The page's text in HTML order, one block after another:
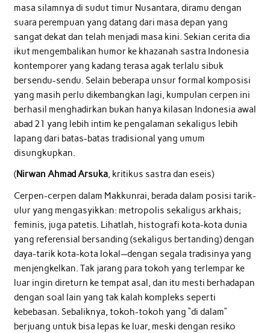
masa silamnya di sudut timur Nusantara, diramu dengan
suara perempuan yang datang dari masa depan yang
sangat dekat dan telah menjadi masa kini. Sekian cerita dia
ikut mengembalikan humor ke khazanah sastra Indonesia
kontemporer yang kadang terasa agak terlalu sibuk
bersendu-sendu. Selain beberapa unsur formal komposisi
yang masih perlu dikembangkan lagi, kumpulan cerpen ini
berhasil menghadirkan bukan hanya kilasan Indonesia awal
abad 21 yang lebih intim ke pengalaman sekaligus lebih
lapang dari batas-batas tradisional yang umum
disungkupkan.
(Nirwan Ahmad Arsuka, kritikus sastra dan eseis)
Cerpen-cerpen dalam Makkunrai, berada dalam posisi tarik-
ulur yang mengasyikkan: metropolis sekaligus arkhais;
feminis, juga patetis. Lihatlah, histografi kota-kota dunia
yang referensial bersanding (sekaligus bertanding) dengan
daya-tarik kota-kota lokal—dengan segala tradisinya yang
menjengkelkan. Tak jarang para tokoh yang terlempar ke
luar ingin direturn ke tempat asal, dan itu mesti berhadapan
dengan soal lain yang tak kalah kompleks seperti
kebebasan. Sebaliknya, tokoh-tokoh yang “di dalam”
berjuang untuk bisa lepas ke luar, meski dengan resiko